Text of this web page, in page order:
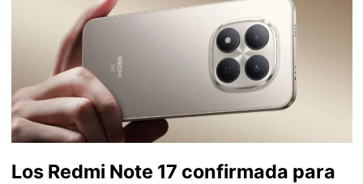
Los Redmi Note 17 confirmada para